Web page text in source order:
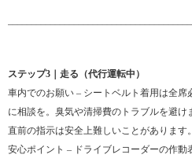
ステップ3｜走る（代行運転中）
車内でのお願い – シートベルト着用は全
に相談を。臭気や清掃費のトラブルを避け
直前の指示は安全上難しいことがあります。
安心ポイント – ドライブレコーダーの作